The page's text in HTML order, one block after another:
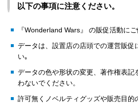
以下の事項に注意ください。
『Wonderland Wars』 の販促活動にご
データは、設置店の店頭での運営販促
い｡
データの色や形状の変更、著作権表記
わないでください。
許可無くノベルティグッズや販売目的